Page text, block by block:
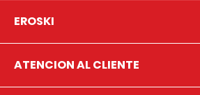
EROSKI
ATENCION AL CLIENTE